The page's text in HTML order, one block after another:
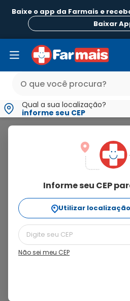
Baixe o app da Farmais e
Baixar
Qual a sua localização?
informe seu CEP
Informe seu CEP
Utilizar
Não sei meu CEP
Ordenar Por
relevância
12%